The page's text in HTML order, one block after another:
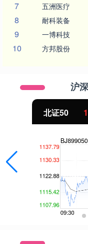
7 五洲医疗
8 耐科装备
9 一博科技
10 方邦股份
沪
北证50